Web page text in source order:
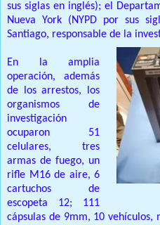
sus siglas en inglés);el
Nueva York (NYPD por sus
Santiago, responsable de la
En la amplia
operación, además
de los arrestos, los
organismos de
investigación
ocuparon 51
celulares, tres
armas de fuego, un
rifle M16 de aire, 6
cartuchos de
escopeta 12; 111
cápsulas de 9mm, 10